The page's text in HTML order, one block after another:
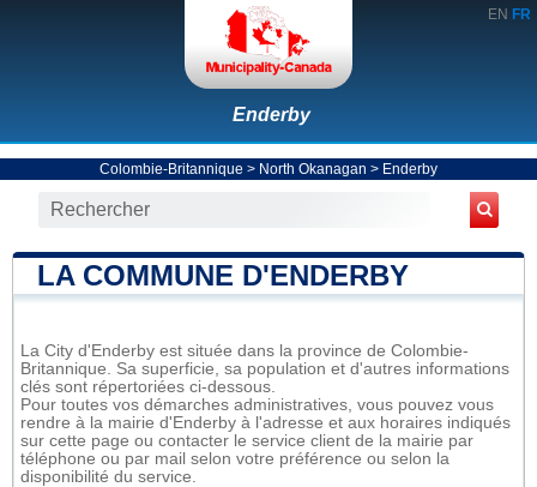
EN FR
Enderby
Colombie-Britannique > North Okanagan > Enderby
LA COMMUNE D'ENDERBY
La City d'Enderby est située dans la province de Colombie-
Britannique. Sa superficie, sa population et d'autres informations
clés sont répertoriées ci-dessous.
Pour toutes vos démarches administratives, vous pouvez vous
rendre à la mairie d'Enderby à l'adresse et aux horaires indiqués
sur cette page ou contacter le service client de la mairie par
téléphone ou par mail selon votre préférence ou selon la
disponibilité du service.